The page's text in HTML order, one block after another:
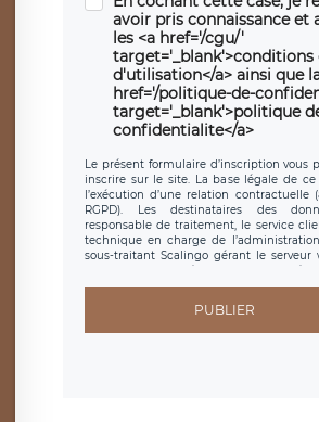
avoir pris connaissance et
les <a href='/cgu/'
target='_blank'>conditions
d'utilisation</a> ainsi que
href='/politique-de-
target='_blank'>politique
confidentialite</a>
Le présent formulaire d’inscription vous
inscrire sur le site. La base légale de
l’exécution d’une relation contractuelle
RGPD). Les destinataires des
responsable de traitement, le service
technique en charge de
sous-traitant Scalingo gérant le serveur
toute personne légalement autorisée.
d’inscription est hébergé sur un
protection conformes au RGPD
. Les
sont conservées jusqu’à ce que
PUBLIER